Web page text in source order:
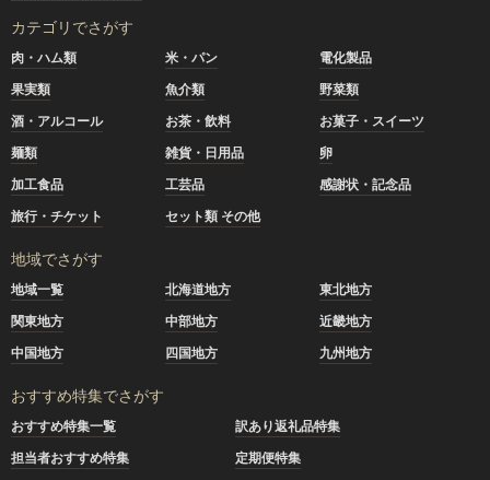
カテゴリでさがす
肉・ハム類 米・パン
電化製品
果実類
魚介類
野菜類
酒・アルコール
お茶・飲料
お菓子・スイーツ
麺類
雑貨・日用品
卵
加工食品
工芸品
感謝状・記念品
旅行・チケット
セット類 その他
地域でさがす
地域一覧 北海道地方
東北地方
関東地方
中部地方
近畿地方
中国地方
四国地方 九州地方
おすすめ特集でさがす
おすすめ特集一覧
訳あり返礼品特集
担当者おすすめ特集
定期便特集